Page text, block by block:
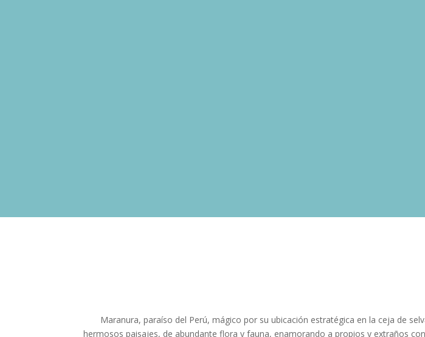
Maranura, paraíso del Perú, mágico por su ubicación estratégica en la ceja de
hermosos paisajes, de abundante flora y fauna, enamorando a propios y extraños